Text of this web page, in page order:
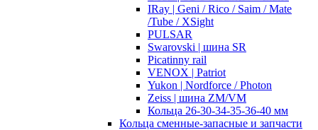
IRay | Geni / Rico / Saim / Mate
/Tube / XSight
PULSAR
Swarovski | шина SR
Picatinny rail
VENOX | Patriot
Yukon | Nordforce / Photon
Zeiss | шина ZM/VM
Кольца 26-30-34-35-36-40 мм
Кольца сменные-запасные и запчасти